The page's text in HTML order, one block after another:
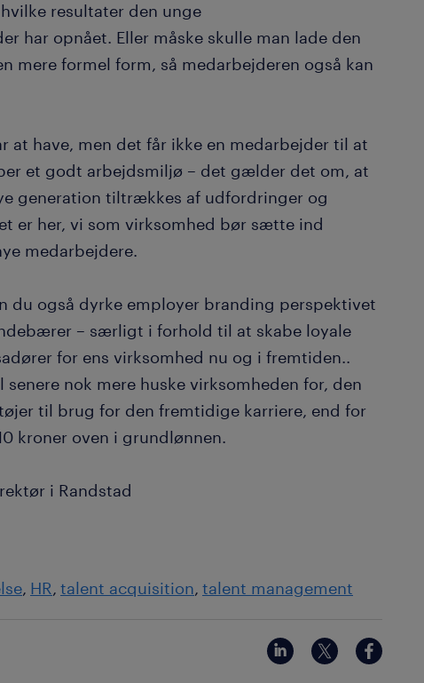
resultater den unge
har opnået. Eller måske skulle man lade den
mere formel form, så medarbejderen også kan
at have, men det får ikke en medarbejder til at
et godt arbejdsmiljø – det gælder det om, at
generation tiltrækkes af udfordringer og
er her, vi som virksomhed bør sætte ind
medarbejdere.
du også dyrke employer branding perspektivet
– særligt i forhold til at skabe loyale
for ens virksomhed nu og i fremtiden..
nok mere huske virksomheden for, den
til brug for den fremtidige karriere, end for
kroner oven i grundlønnen.
i Randstad
HR talent acquisition talent management